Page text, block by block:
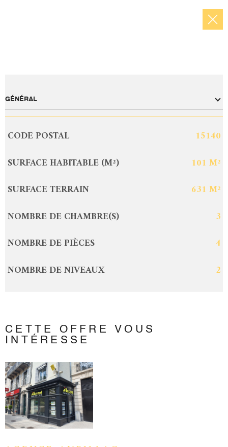
GÉNÉRAL
Caractérisque Valeurs
CODE POSTAL
15140
SURFACE HABITABLE (M²)
101 M²
SURFACE TERRAIN
631 M²
NOMBRE DE CHAMBRE(S)
3
NOMBRE DE PIÈCES
4
NOMBRE DE NIVEAUX
2
CETTE OFFRE
VOUS
INTÉRESSE